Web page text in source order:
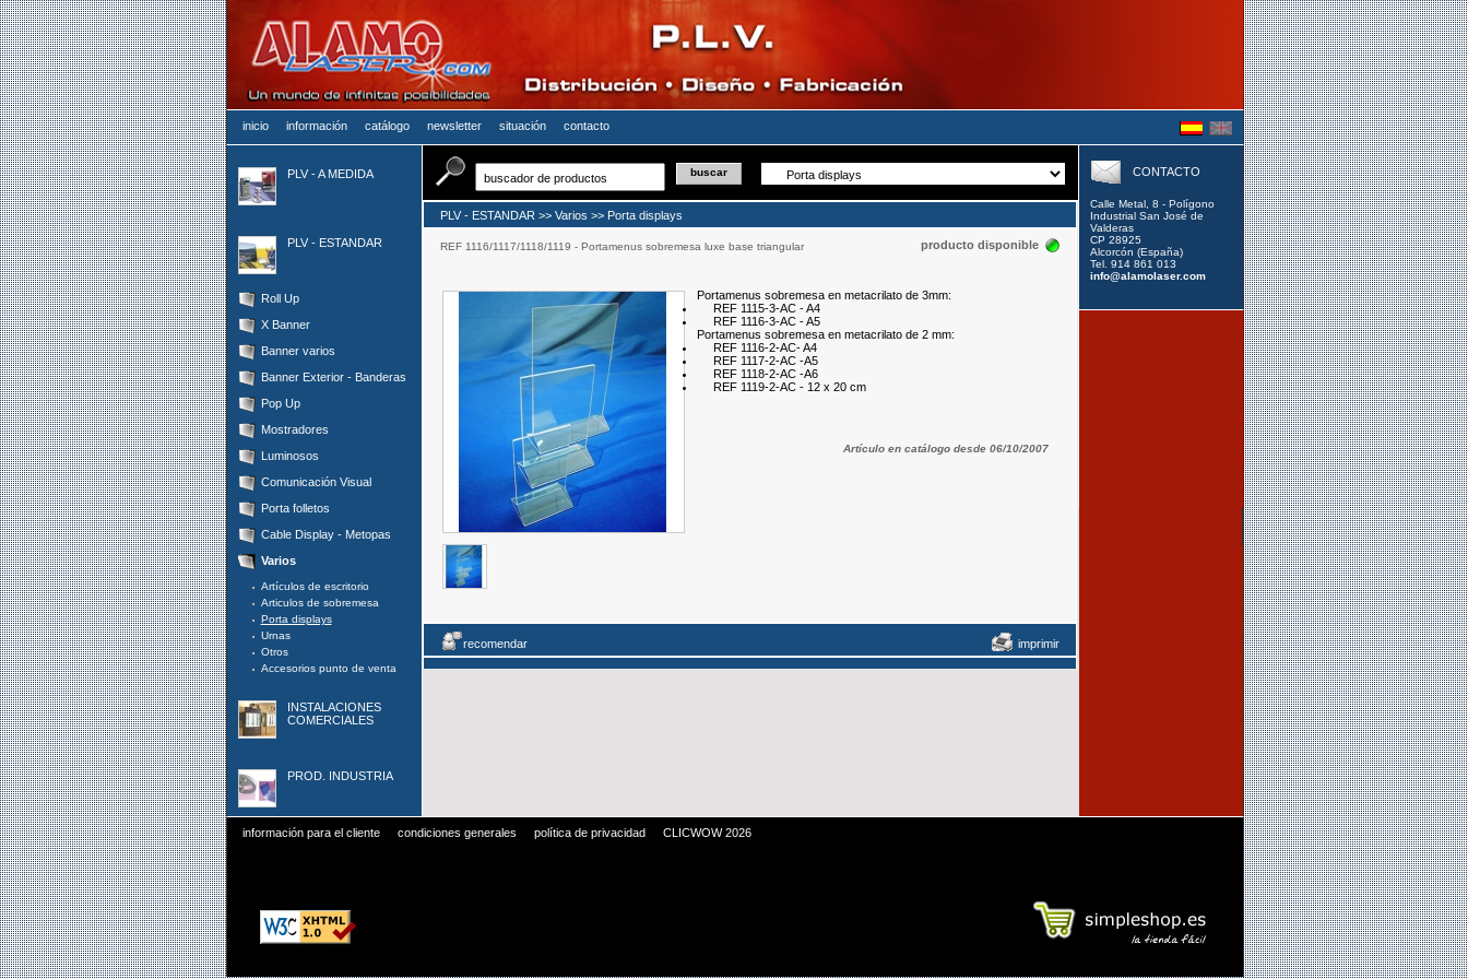
inicio información catálogo newsletter situación contacto
PLV - A MEDIDA
PLV - ESTANDAR
Roll Up
X Banner
Banner varios
Banner Exterior - Banderas
Pop Up
Mostradores
Luminosos
Comunicación Visual
Porta folletos
Cable Display - Metopas
Varios
Artículos de escritorio
Articulos de sobremesa
Porta displays
Urnas
Otros
Accesorios punto de venta
INSTALACIONES
COMERCIALES
PROD. INDUSTRIA
PLV - ESTANDAR >> Varios >> Porta displays
REF 1116/1117/1118/1119 - Portamenus sobremesa luxe base triangular producto disponible
Portamenus sobremesa en metacrilato de 3mm:
REF 1115-3-AC - A4
REF 1116-3-AC - A5
Portamenus sobremesa en metacrilato de 2 mm:
REF 1116-2-AC- A4
REF 1117-2-AC -A5
REF 1118-2-AC -A6
REF 1119-2-AC - 12 x 20 cm
Artículo en catálogo desde 06/10/2007
recomendar imprimir
CONTACTO
Calle Metal, 8 - Polígono
Industrial San José de
Valderas
CP 28925
Alcorcón (España)
Tel. 914 861 013
info@alamolaser.com
información para el cliente condiciones generales política de privacidad CLICWOW 2026